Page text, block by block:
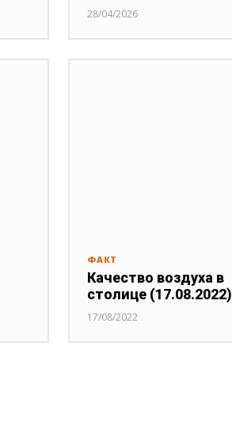
28/04/2026
ФАКТ
Качество воздуха в
столице (17.08.2022)
17/08/2022